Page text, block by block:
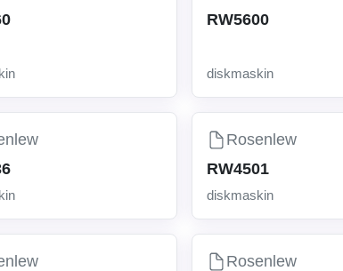
RW5600
diskmaskin
Rosenlew
RW4501
diskmaskin
Rosenlew